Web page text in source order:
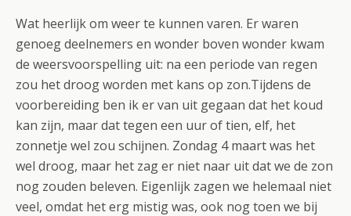
Wat heerlijk om weer te kunnen varen. Er waren
genoeg deelnemers en wonder boven wonder kwam
de weersvoorspelling uit: na een periode van regen
zou het droog worden met kans op zon.Tijdens de
voorbereiding ben ik er van uit gegaan dat het koud
kan zijn, maar dat tegen een uur of tien, elf, het
zonnetje wel zou schijnen. Zondag 4 maart was het
wel droog, maar het zag er niet naar uit dat we de zon
nog zouden beleven. Eigenlijk zagen we helemaal niet
veel, omdat het erg mistig was, ook nog toen we bij